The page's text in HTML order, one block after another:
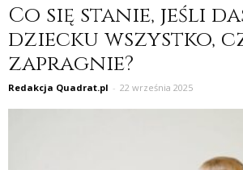
Co się stanie, jeśli
dziecku wszystko,
zapragnie?
Redakcja Quadrat.pl - 22 września 2025